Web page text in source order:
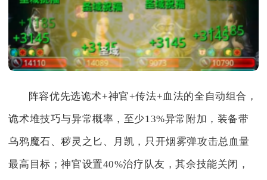
阵容优先选诡术+神官+传法+血法的全自动组合，
诡术堆技巧与异常概率，至少13%异常附加，装备带
乌鸦魔石、秽灵之匕、月凯，只开烟雾弹攻击总血量
最高目标；神官设置40%治疗队友，其余技能关闭，